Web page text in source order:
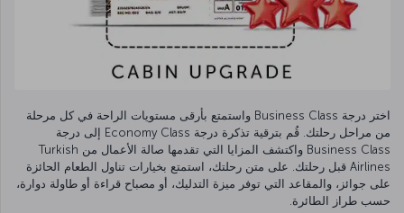
اختر درجة Business Class واستمتع بأرقى مستويات الراحة في كل مرحلة
من مراحل رحلتك. قُم بترقية تذكرة درجة Economy Class إلى درجة
Business Class واكتشف المزايا التي تقدمها صالة الأعمال من Turkish
Airlines قبل رحلتك. على متن رحلتك، استمتع بخيارات تناول الطعام الحائزة
على جوائز، والمقاعد التي توفر ميزة التدليك، أو مصباح قراءة أو طاولة دوارة،
حسب طراز الطائرة.